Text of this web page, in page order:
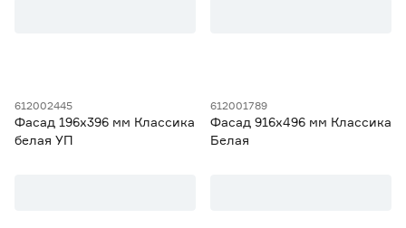
612002445
Фасад 196х396 мм Классика
белая УП
612001789
Фасад 916х496 мм Классика
Белая